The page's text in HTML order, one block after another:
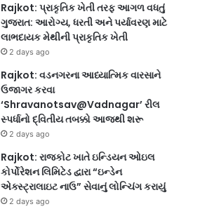
Rajkot: પ્રાકૃતિક ખેતી તરફ આગળ વધતું
ગુજરાત: આરોગ્ય, ધરતી અને પર્યાવરણ માટે
લાભદાયક મેથીની પ્રાકૃતિક ખેતી
2 days ago
Rajkot: વડનગરના આધ્યાત્મિક વારસાને
ઉજાગર કરવા
‘Shravanotsav@Vadnagar’ રીલ
સ્પર્ધાનો દ્વિતીય તબક્કો આજથી શરૂ
2 days ago
Rajkot: રાજકોટ ખાતે ઇન્ડિયન ઓઇલ
કોર્પોરેશન લિમિટેડ દ્વારા “ઇન્ડેન
એક્સ્ટ્રાલાઇટ નાઉ” સેવાનું લોન્ચિંગ કરાયું
2 days ago